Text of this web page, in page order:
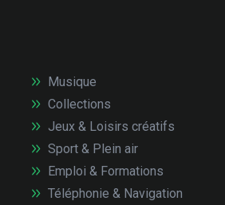
Musique
Collections
Jeux & Loisirs créatifs
Sport & Plein air
Emploi & Formations
Téléphonie & Navigation